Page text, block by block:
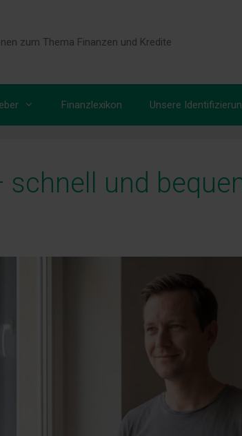
zum Thema Finanzen und Kredite
Finanzlexikon Unsere
und